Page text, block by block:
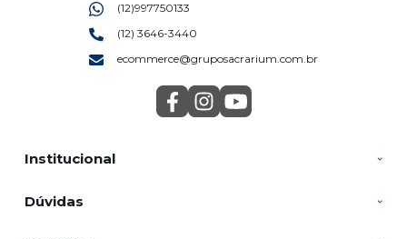
Institucional
Dúvidas
(12)997750133
(12) 3646-3440
ecommerce@gruposacrarium.com.br